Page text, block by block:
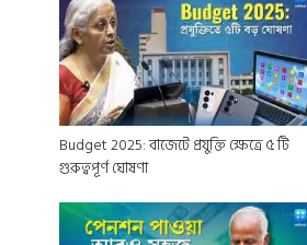
Budget 2025: বাজেটে প্রযুক্তি ক্ষেত্রে ৫ টি
গুরুত্বপূর্ণ ঘোষণা